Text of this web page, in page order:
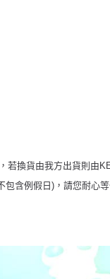
若換貨由我方出貨則由
含例假日)，請您耐心